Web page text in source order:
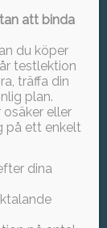
att binda
du köper
testlektion
träffa din
plan.
eller
på ett enkelt
dina